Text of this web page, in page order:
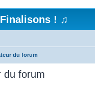
Finalisons ! ♫
du forum
du forum